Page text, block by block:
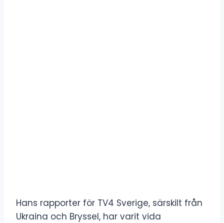
Hans rapporter för TV4 Sverige, särskilt från
Ukraina och Bryssel, har varit vida